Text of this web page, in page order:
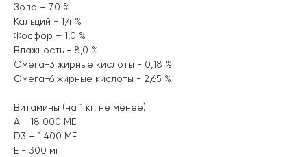
Зола – 7,0 %
Кальций - 1,4 %
Фосфор – 1,0 %
Влажность - 8,0 %
Омега-3 жирные кислоты - 0,18 %
Омега-6 жирные кислоты - 2,65 %
Витамины (на 1 кг, не менее):
А - 18 000 МЕ
D3 – 1 400 ME
Е - 300 мг